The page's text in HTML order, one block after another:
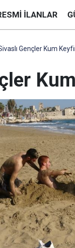
İLANLAR
Gençler Kum